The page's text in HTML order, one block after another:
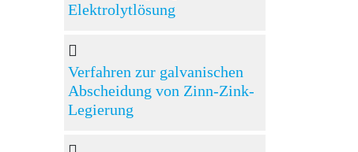
Elektrolytlösung
Verfahren zur galvanischen
Abscheidung von Zinn-Zink-
Legierung